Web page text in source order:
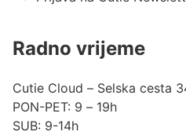
Radno vrijeme
Cutie Cloud – Selska cesta
PON-PET: 9 – 19h
SUB: 9-14h